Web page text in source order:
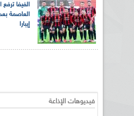
الفيفا ترفع
العاصمة
إيبارا
فيديوهات الإذاعة